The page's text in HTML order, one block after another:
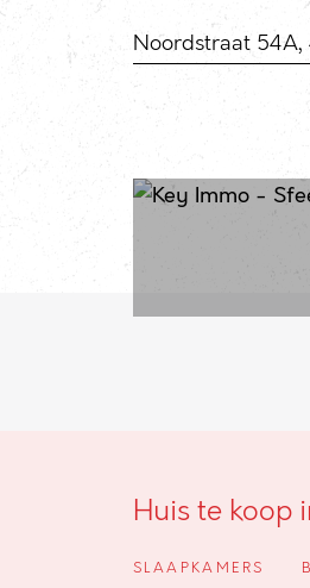
Noordstraat 54A,
Huis te koop
SLAAPKAMERS